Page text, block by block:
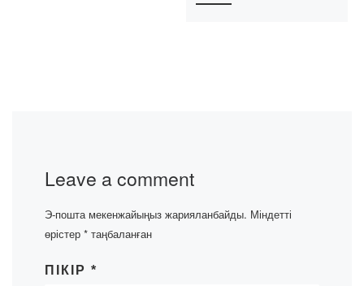
Leave a comment
Э-пошта мекенжайыңыз жарияланбайды. Міндетті
өрістер * таңбаланған
ПІКІР *